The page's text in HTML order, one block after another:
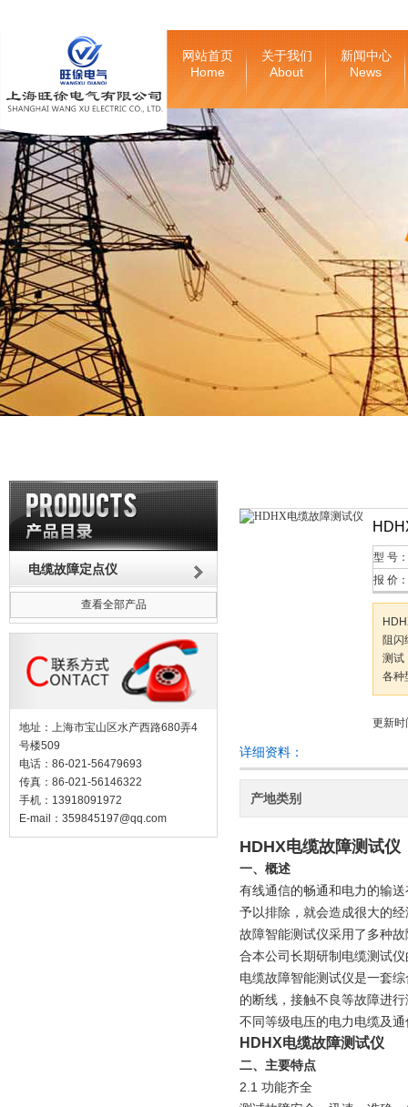
网站首页
Home
关于我们
About
新闻中心
News
电缆故障定点仪
查看全部产品
地址：上海市宝山区水产西路680弄4
号楼509
电话：86-021-56479693
传真：86-021-56146322
手机：13918091972
E-mail： 359845197@qq.com
型 号：
报 价：
阻闪
测试
各种
更新
详细资料：
产地类别
HDHX电缆故障测试仪
一、概述
有线通信的畅通和电力的输
予以排除，就会造成很大的
故障智能测试仪采用了多种
合本公司长期研制电缆测试
电缆故障智能测试仪是一套
的断线，接触不良等故障进
不同等级电压的电力电缆及
HDHX电缆故障测试仪
二、主要特点
2.1 功能齐全